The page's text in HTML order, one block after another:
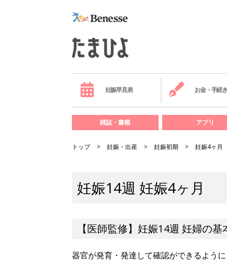
妊娠早見表 お金・手続き
雑誌・書籍 アプリ
トップ 妊娠・出産 妊娠初期 妊娠4ヶ月
妊娠14週 妊娠4ヶ月
【医師監修】妊娠14週 妊婦の基
器官が発育・発達して確認ができるように